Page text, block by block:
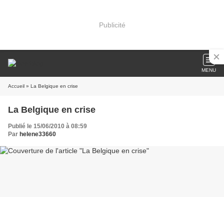
Publicité
MENU
Accueil » La Belgique en crise
La Belgique en crise
Publié le 15/06/2010 à 08:59
Par helene33660